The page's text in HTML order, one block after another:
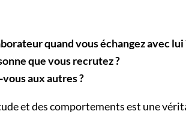
quandvous échangez avec lui
que vous recrutez ?
aux autres ?
et des comportements est une